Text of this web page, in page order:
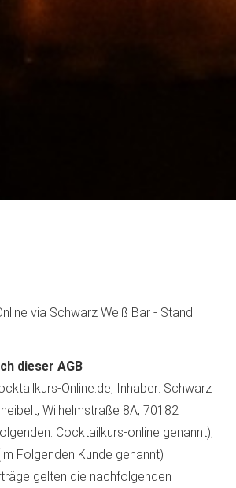
via Schwarz Weiß Bar - Stand
dieser AGB
Online.de, Inhaber: Schwarz
Wilhelmstraße 8A, 70182
Cocktailkurs-online genannt),
Folgenden Kunde genannt)
gelten die nachfolgenden